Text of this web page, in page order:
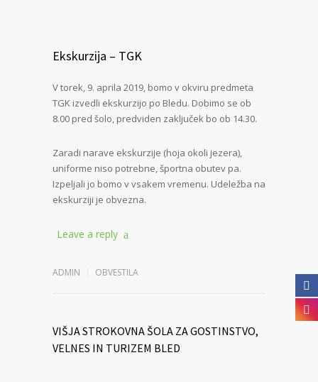
Ekskurzija – TGK
V torek, 9. aprila 2019, bomo v okviru predmeta
TGK izvedli ekskurzijo po Bledu. Dobimo se ob
8.00 pred šolo, predviden zaključek bo ob 14.30.
Zaradi narave ekskurzije (hoja okoli jezera),
uniforme niso potrebne, športna obutev pa.
Izpeljali jo bomo v vsakem vremenu. Udeležba na
ekskurziji je obvezna.
Leave a reply
ADMIN OBVESTILA
VIŠJA STROKOVNA ŠOLA ZA GOSTINSTVO,
VELNES IN TURIZEM BLED